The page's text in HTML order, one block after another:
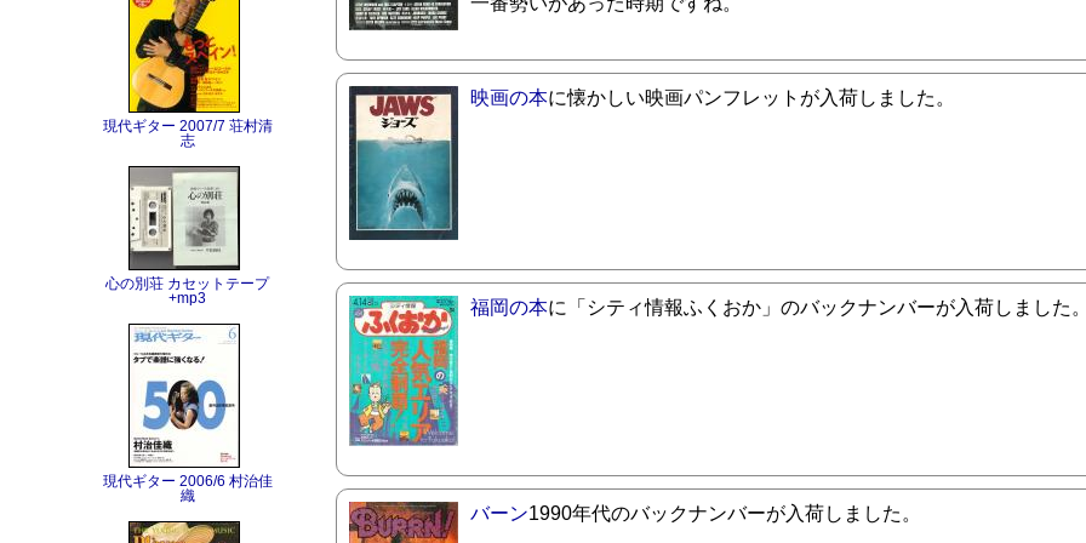
現代ギター 2007/7 荘村清
志
心の別荘 カセットテープ
+mp3
現代ギター 2006/6 村治佳
織
映画の本に懐かしい映画パンフレットが入荷しました。
福岡の本に「シティ情報ふくおか」のバックナンバーが入荷しました
バーン1990年代のバックナンバーが入荷しました。